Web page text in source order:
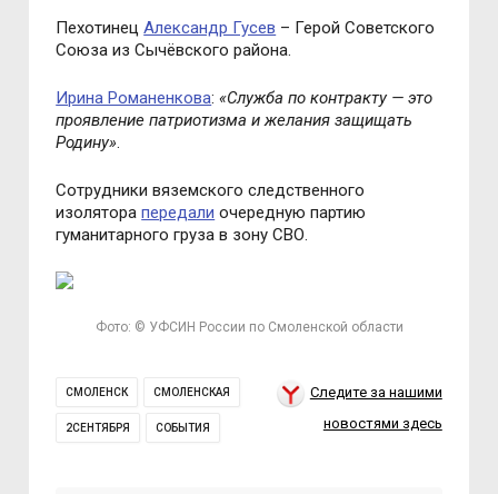
ПехотинецАлександр Гусев – Герой Советского
Союза из Сычёвского района.
Ирина Романенкова:«Служба по контракту — это
проявление патриотизма и желания защищать
Родину».
Сотрудники вяземского следственного
изоляторапередали очередную партию
гуманитарного груза в зону СВО.
Фото: © УФСИН России по Смоленской области
СМОЛЕНСК СМОЛЕНСКАЯ
2СЕНТЯБРЯ СОБЫТИЯ
Следите за нашими
новостями здесь